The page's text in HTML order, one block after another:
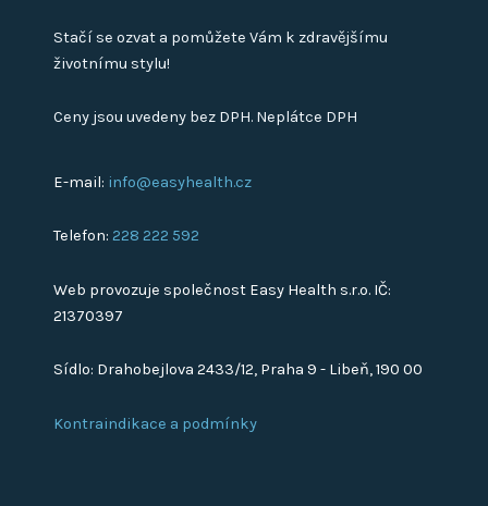
Stačí se ozvat a pomůžete Vám k zdravějšímu
životnímu stylu!
Ceny jsou uvedeny bez DPH. Neplátce DPH
E-mail: info@easyhealth.cz
Telefon:228 222 592
Web provozuje společnost Easy Health s.r.o. IČ:
21370397
Sídlo: Drahobejlova 2433/12, Praha 9 - Libeň, 190 00
Kontraindikace a podmínky